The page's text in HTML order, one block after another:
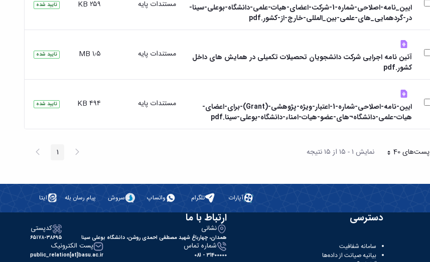
ایین_نامه-اصلاحی-شماره-1-شرکت-اعضای-هیات-علمی-دانشگاه-بوعلی-سینا-
در-گردهمایی_های-علمی-بین_المللی-خارج-از-کشور.pdf
مستندات پایه ۲۵۹ KB تایید شده
آئین نامه اجرایی شرکت دانشجویان تحصیلات تکمیلی در همایش های داخل
کشور.pdf
مستندات پایه ۱٫۵ MB تایید شده
ایین-نامه-اصلاحی-شماره-1-اعتبار-ویژه-پژوهشی-(Grant)-برای-اعضای-
هیات-علمی-دانشگاه¬های-عضو-هیات-امناء-دانشگاه-بوعلی-سینا.pdf
مستندات پایه ۴۹۴ KB تایید شده
پست‌‌های 40هر صفحه نمایش ۱ - ۱۵ از ۱۵ نتیجه پیغام صفحه1 صفحه
آپارات تلگرام واتساپ سروش پیام رسان بله ایتا
دسترسی
سامانه شفافیت
بیانیه صیانت از داده‌ها
ارتباط با ما
نشانی
همدان، چهارباغ شهید مصطفی احمدی روشن، دانشگاه بوعلی سینا
کدپستی
۶۵۱۷۸-۳۸۶۹۵
شماره تماس
31400000 - 081
پست الکترونیک
public_relation[at]basu.ac.ir